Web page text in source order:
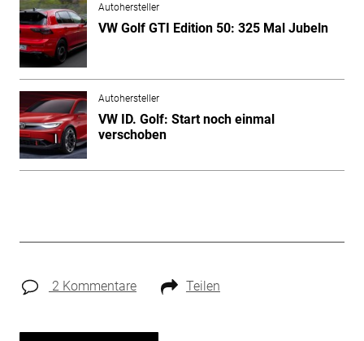
Autohersteller
VW Golf GTI Edition 50: 325 Mal Jubeln
Autohersteller
VW ID. Golf: Start noch einmal
verschoben
2 Kommentare Teilen